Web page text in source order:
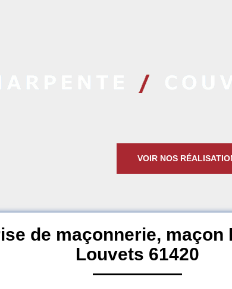
VOIR NOS
de maçonnerie, maçon
Louvets 61420